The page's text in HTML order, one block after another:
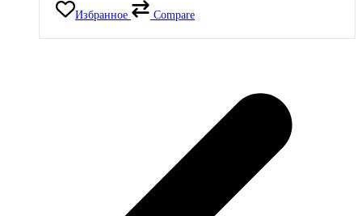
Избранное
Compare